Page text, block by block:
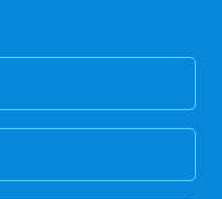
，这样的保护膜没
且由于膜厚，实际